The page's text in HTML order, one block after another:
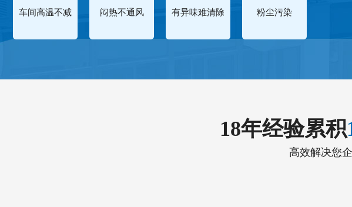
车间高温不减 闷热不通风 有异味难清除 粉尘污染
18年经验累积
高效解决您